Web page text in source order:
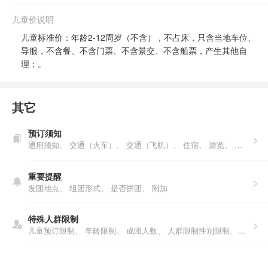
儿童价说明
儿童标准价：年龄2-12周岁（不含），不占床，只含当地车位、
导服，不含餐、不含门票、不含景交、不含船票，产生其他自
理；。
其它
预订须知
通用须知、 交通（火车）、 交通（飞机）、 住宿、 游览、 购物、
重要提醒
发团地点、 组团形式、 是否拼团、 附加
特殊人群限制
儿童预订限制、 年龄限制、 成团人数、 人群限制性别限制、年龄限制、人数说明、户籍限制